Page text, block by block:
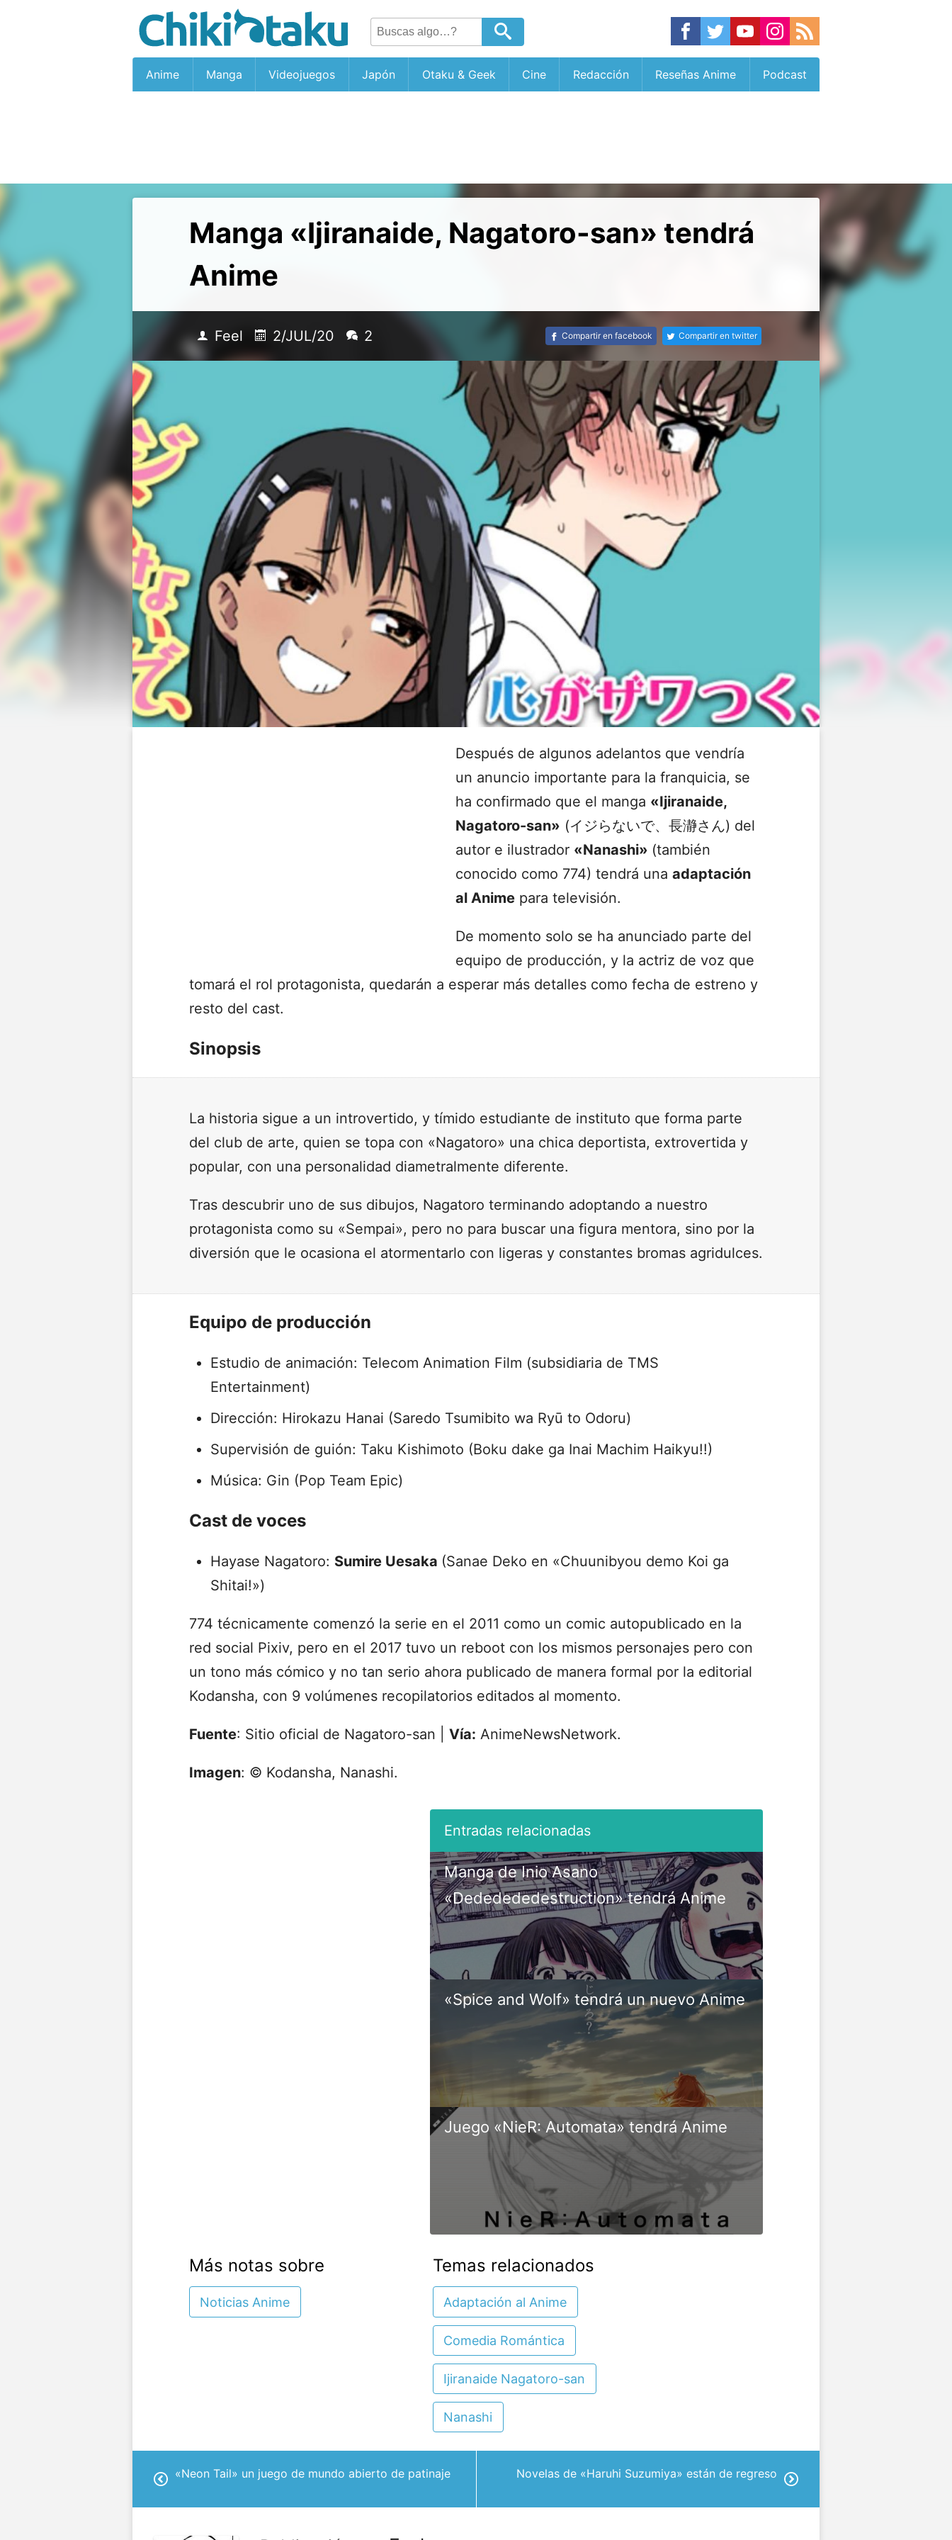
Anime Manga Videojuegos Japón Otaku & Geek Cine Redacción Reseñas Anime Podcast
Manga «Ijiranaide, Nagatoro-san» tendrá
Anime
Feel 2/JUL/20 2 Compartir en facebook Compartir en twitter
Después de algunos adelantos que vendría
un anuncio importante para la franquicia, se
ha confirmado que el manga «Ijiranaide,
Nagatoro-san» (イジらないで、長瀞さん) del
autor e ilustrador «Nanashi» (también
conocido como 774) tendrá una adaptación
al Anime para televisión.
De momento solo se ha anunciado parte del
equipo de producción, y la actriz de voz que
tomará el rol protagonista, quedarán a esperar más detalles como fecha de estreno y
resto del cast.
Sinopsis
La historia sigue a un introvertido, y tímido estudiante de instituto que forma parte
del club de arte, quien se topa con «Nagatoro» una chica deportista, extrovertida y
popular, con una personalidad diametralmente diferente.
Tras descubrir uno de sus dibujos, Nagatoro terminando adoptando a nuestro
protagonista como su «Sempai», pero no para buscar una figura mentora, sino por la
diversión que le ocasiona el atormentarlo con ligeras y constantes bromas agridulces.
Equipo de producción
Estudio de animación: Telecom Animation Film (subsidiaria de TMS
Entertainment)
Dirección: Hirokazu Hanai (Saredo Tsumibito wa Ryū to Odoru)
Supervisión de guión: Taku Kishimoto (Boku dake ga Inai Machim Haikyu!!)
Música: Gin (Pop Team Epic)
Cast de voces
Hayase Nagatoro: Sumire Uesaka (Sanae Deko en «Chuunibyou demo Koi ga
Shitai!»)
774 técnicamente comenzó la serie en el 2011 como un comic autopublicado en la
red social Pixiv, pero en el 2017 tuvo un reboot con los mismos personajes pero con
un tono más cómico y no tan serio ahora publicado de manera formal por la editorial
Kodansha, con 9 volúmenes recopilatorios editados al momento.
Fuente: Sitio oficial de Nagatoro-san | Vía: AnimeNewsNetwork.
Imagen: © Kodansha, Nanashi.
Manga de Inio Asano
«Dededededestruction» tendrá Anime
«Spice and Wolf» tendrá un nuevo Anime
Juego «NieR: Automata» tendrá Anime
Más notas sobre
Noticias Anime
Temas relacionados
Adaptación al Anime
Comedia Romántica
Ijiranaide Nagatoro-san
Nanashi
«Neon Tail» un juego de mundo abierto de patinaje Novelas de «Haruhi Suzumiya» están de regreso